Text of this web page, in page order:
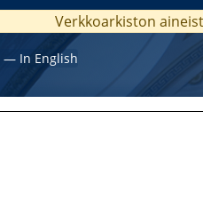
Verkkoarkiston
― In English